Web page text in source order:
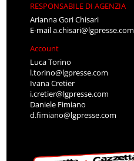
RESPONSABILE DI AGENZIA
Arianna Gori Chisari
E-maila.chisari@lgpresse.com
Account
Luca Torino
l.torino@lgpresse.com
Ivana Cretier
i.cretier@lgpresse.com
Daniele Fimiano
d.fimiano@lgpresse.com